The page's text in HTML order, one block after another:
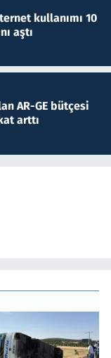
kullanımı 10
aştı
AR-GE bütçesi
arttı